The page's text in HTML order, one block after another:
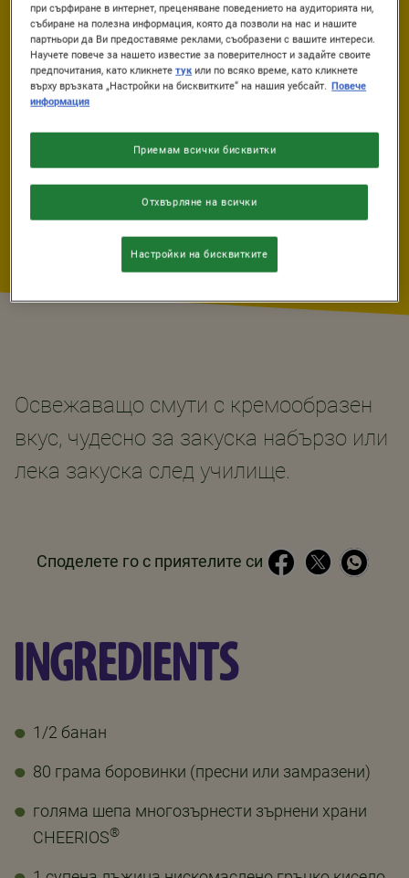
ВРЕМЕ ЗА
ОХЛАЖДАНЕ
0 min.
НИВО НА
ТРУДНОСТ
Лесна
ПОРЦИИ
1
Освежаващо смути с кремообразен
вкус, чудесно за закуска набързо или
лека закуска след училище.
Споделете го с приятелите си
INGREDIENTS
1/2 банан
80 грама боровинки (пресни или замразени)
голяма шепа многозърнести зърнени храни
CHEERIOS®
при сърфиране в интернет, преценяване поведението на аудиторията ни,
събиране на полезна информация, която да позволи на нас и нашите
партньори да Ви предоставяме реклами, съобразени с вашите интереси.
Научете повече за нашето известие за поверителност и задайте своите
предпочитания, като кликнететук или по всяко време, като кликнете
върху връзката „Настройки на бисквитките“ на нашия уебсайт. Повече
информация
Отхвърляне на всички
Приемам всички бисквитки
Настройки на бисквитките